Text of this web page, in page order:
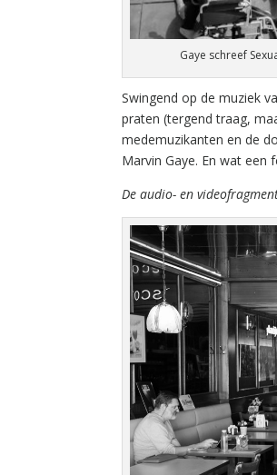
Gaye schreef
Swingend op de muziek
praten (tergend traag,
medemuzikanten en de
Marvin Gaye. En wat een
De audio- en